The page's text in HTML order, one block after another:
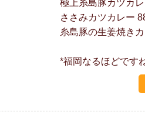
極上糸島豚カツカ
ささみカツカレー
糸島豚の生姜焼き
*福岡なるほどです